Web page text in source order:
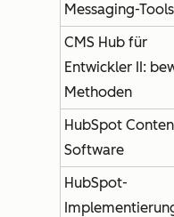
Messaging-Tools
CMS Hub für
Entwickler II:
Methoden
HubSpot
Software
HubSpot-